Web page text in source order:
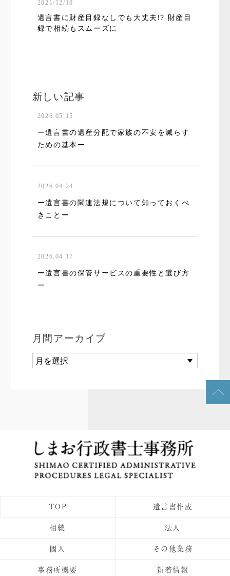
2021/12/10
遺言書に財産目録なしでも大丈夫!? 財産目
録で相続もスムーズに
新しい記事
2026.05.15
ー遺言書の遺産分配で家族の不安を減らす
ための基本ー
2026.04.24
ー遺言書の関連法規について知っておくべ
きことー
2026.04.17
ー遺言書の保管サービスの重要性と選び方
ー
月間アーカイブ
TOP 遺言書作成
相続 法人
個人 その他業務
事務所概要 新着情報